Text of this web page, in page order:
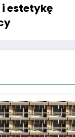
estetykę